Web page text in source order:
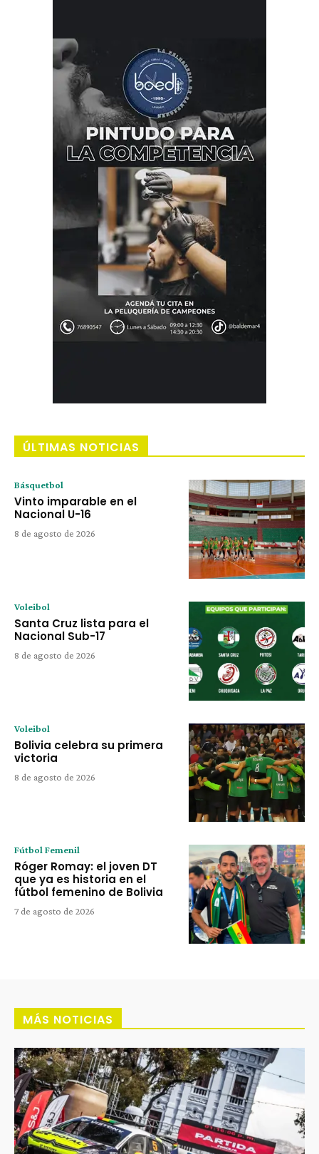
ÚLTIMAS NOTICIAS
Básquetbol
Vinto imparable en el
Nacional U-16
8 de agosto de 2026
Voleibol
Santa Cruz lista para el
Nacional Sub-17
8 de agosto de 2026
Voleibol
Bolivia celebra su primera
victoria
8 de agosto de 2026
Fútbol Femenil
Róger Romay: el joven DT
que ya es historia en el
fútbol femenino de Bolivia
7 de agosto de 2026
MÁS NOTICIAS